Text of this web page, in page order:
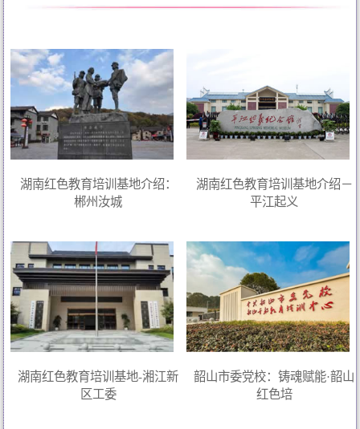
湖南红色教育培训基地介绍：
郴州汝城
湖南红色教育培训基地介绍－
平江起义
湖南红色教育培训基地-湘江新
区工委
韶山市委党校：铸魂赋能·韶山
红色培